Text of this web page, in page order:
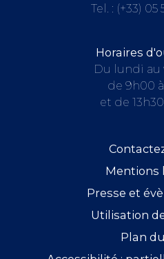
Tel. : (+33) 05
Horaires
Du lundi au
de 9h00
et de
Mentions
Presse et
Utilisation
Plan